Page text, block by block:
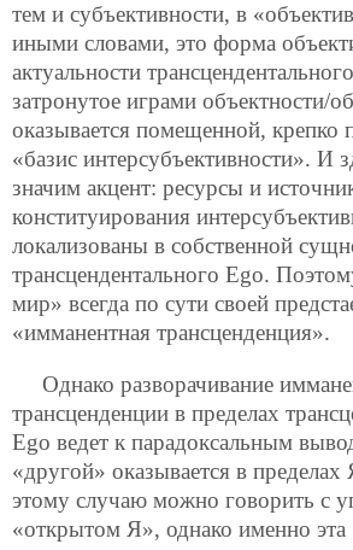
тем и субъективности, в
иными словами, это форма
актуальности
затронутое играми объектности/
оказывается помещенной, крепко
«базис интерсубъективности». И
значим акцент: ресурсы и
конституирования
локализованы в собственной
трансцендентального Ego.
мир» всегда по сути своей
«имманентная трансценденция».
Однако разворачивание
трансценденции в пределах
Ego ведет к парадоксальным
«другой» оказывается в
этому случаю можно говорить с
«открытом Я», однако именно эта